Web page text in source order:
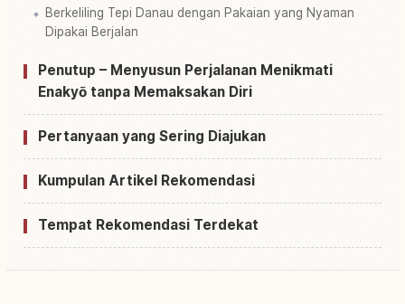
Berkeliling Tepi Danau dengan Pakaian yang Nyaman
Dipakai Berjalan
Penutup – Menyusun Perjalanan Menikmati
Enakyō tanpa Memaksakan Diri
Pertanyaan yang Sering Diajukan
Kumpulan Artikel Rekomendasi
Tempat Rekomendasi Terdekat